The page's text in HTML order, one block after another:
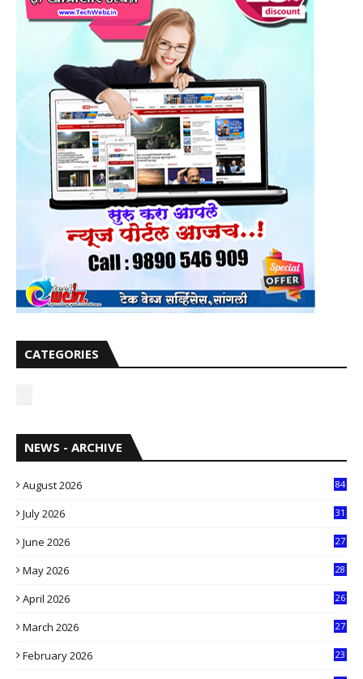
CATEGORIES
NEWS - ARCHIVE
August 2026 84
July 2026
31
June 2026
27
May 2026
28
April 2026
26
March 2026
27
February 2026
23